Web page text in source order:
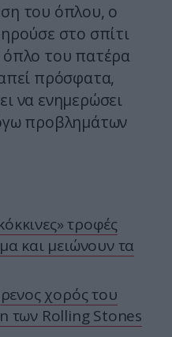
του όπλου, ο
στο σπίτι
όπλο του πατέρα
πρόσφατα,
να ενημερώσει
προβλημάτων
τροφές
και μειώνουν τα
χορός του
των Rolling Stones